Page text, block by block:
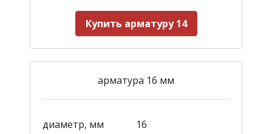
Купить арматуру 14
арматура 16 мм
диаметр, мм 16